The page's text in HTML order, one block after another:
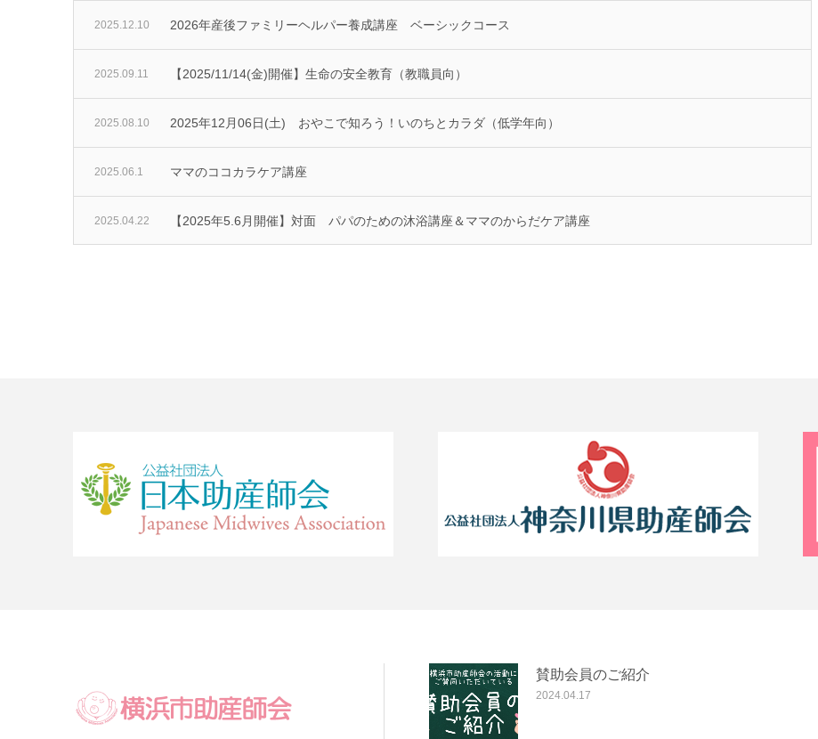
2025.12.10 2026年産後ファミリーヘルパー養成講座 ベーシックコース
2025.09.11 【2025/11/14(金)開催】生命の安全教育（教職員向）
2025.08.10 2025年12月06日(土) おやこで知ろう！いのちとカラダ（低学年向）
2025.06.1 ママのココカラケア講座
2025.04.22 【2025年5.6月開催】対面 パパのための沐浴講座＆ママのからだケア講座
賛助会員のご紹介
2024.04.17